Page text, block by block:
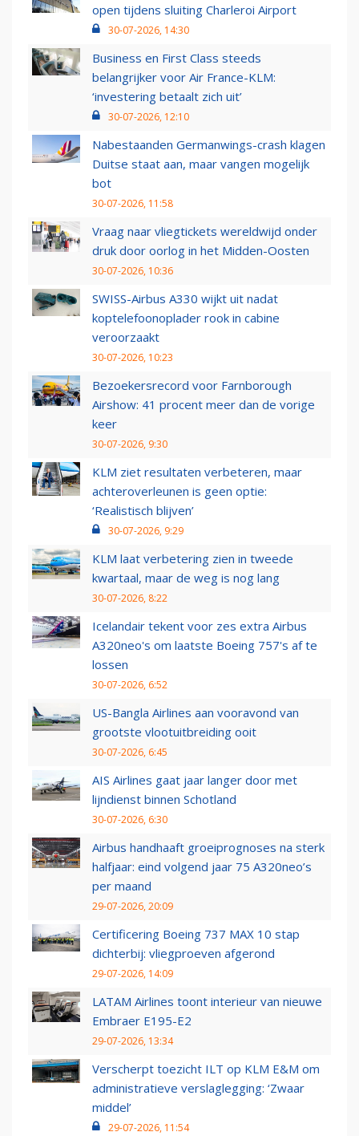
open tijdens sluiting Charleroi Airport
30-07-2026, 14:30
Business en First Class steeds
belangrijker voor Air France-KLM:
‘investering betaalt zich uit’
30-07-2026, 12:10
Nabestaanden Germanwings-crash klagen
Duitse staat aan, maar vangen mogelijk
bot
30-07-2026, 11:58
Vraag naar vliegtickets wereldwijd onder
druk door oorlog in het Midden-Oosten
30-07-2026, 10:36
SWISS-Airbus A330 wijkt uit nadat
koptelefoonoplader rook in cabine
veroorzaakt
30-07-2026, 10:23
Bezoekersrecord voor Farnborough
Airshow: 41 procent meer dan de vorige
keer
30-07-2026, 9:30
KLM ziet resultaten verbeteren, maar
achteroverleunen is geen optie:
‘Realistisch blijven’
30-07-2026, 9:29
KLM laat verbetering zien in tweede
kwartaal, maar de weg is nog lang
30-07-2026, 8:22
Icelandair tekent voor zes extra Airbus
A320neo's om laatste Boeing 757's af te
lossen
30-07-2026, 6:52
US-Bangla Airlines aan vooravond van
grootste vlootuitbreiding ooit
30-07-2026, 6:45
AIS Airlines gaat jaar langer door met
lijndienst binnen Schotland
30-07-2026, 6:30
Airbus handhaaft groeiprognoses na sterk
halfjaar: eind volgend jaar 75 A320neo’s
per maand
29-07-2026, 20:09
Certificering Boeing 737 MAX 10 stap
dichterbij: vliegproeven afgerond
29-07-2026, 14:09
LATAM Airlines toont interieur van nieuwe
Embraer E195-E2
29-07-2026, 13:34
Verscherpt toezicht ILT op KLM E&M om
administratieve verslaglegging: ‘Zwaar
middel’
29-07-2026, 11:54